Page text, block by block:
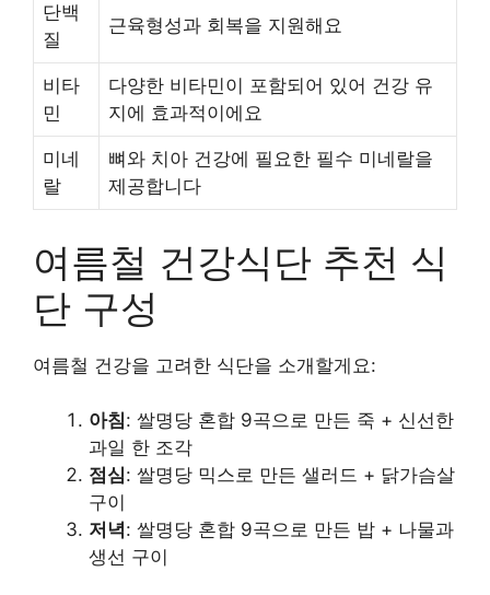
단백
질
근육형성과 회복을 지원해요
비타
민
다양한 비타민이 포함되어 있어 건강 유
지에 효과적이에요
미네
랄
뼈와 치아 건강에 필요한 필수 미네랄을
제공합니다
여름철 건강식단 추천 식
단 구성
여름철 건강을 고려한 식단을 소개할게요:
아침: 쌀명당 혼합 9곡으로 만든 죽 + 신선한
과일 한 조각
점심: 쌀명당 믹스로 만든 샐러드 + 닭가슴살
구이
저녁: 쌀명당 혼합 9곡으로 만든 밥 + 나물과
생선 구이